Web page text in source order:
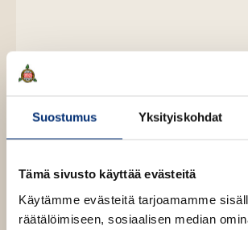
Suostumus Yksityiskohdat
Tämä sivusto käyttää evästeitä
Käytämme evästeitä tarjoamamme
räätälöimiseen, sosiaalisen median
Osta teos
K
u
B
o
K
u
E-kirja / epub2
B
o
Pokkari